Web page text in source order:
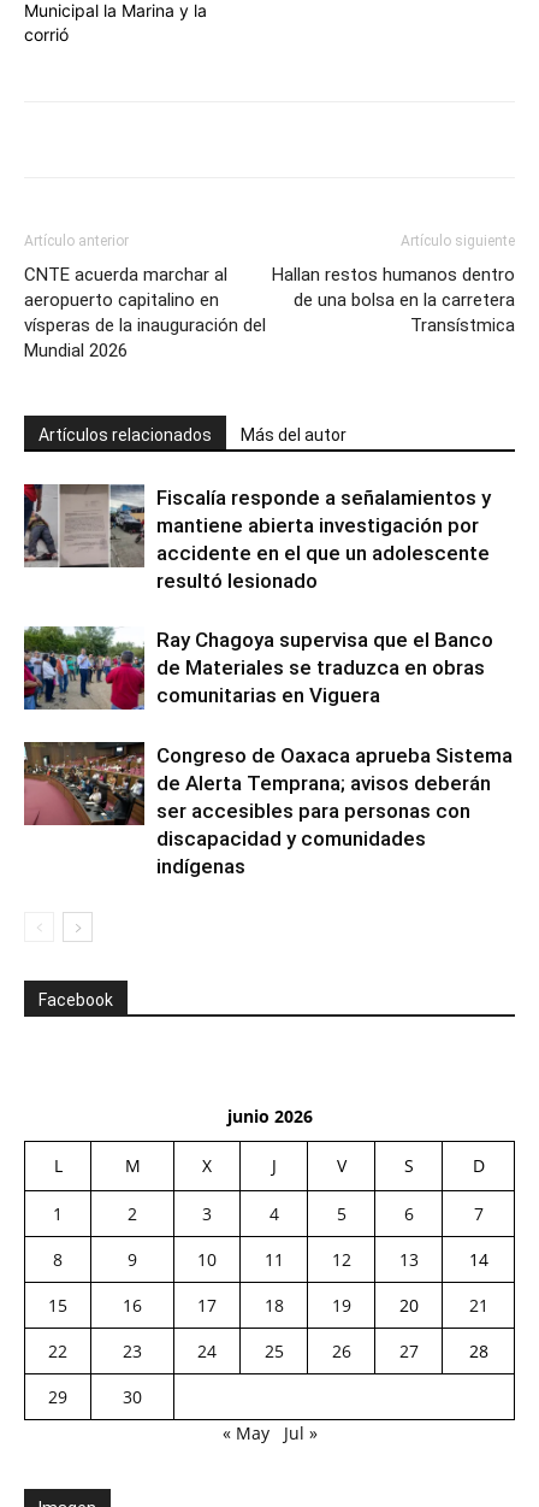
Municipal la Marina y la
corrió
Artículo anterior
CNTE acuerda marchar al
aeropuerto capitalino en
vísperas de la inauguración del
Mundial 2026
Artículo siguiente
Hallan restos humanos dentro
de una bolsa en la carretera
Transístmica
Artículos relacionados Más del autor
Fiscalía responde a señalamientos y
mantiene abierta investigación por
accidente en el que un adolescente
resultó lesionado
Ray Chagoya supervisa que el Banco
de Materiales se traduzca en obras
comunitarias en Viguera
Congreso de Oaxaca aprueba Sistema
de Alerta Temprana; avisos deberán
ser accesibles para personas con
discapacidad y comunidades
indígenas
Facebook
junio 2026
L M X J V S D
1 2 3 4 5 6
7
8
9 10 11 12 13
14
15
16 17 18 19 20
21
22
23 24 25 26 27
28
29
30
« May
Jul »